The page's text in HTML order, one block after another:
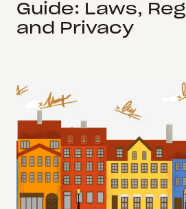
Guide: Laws,
and Privacy